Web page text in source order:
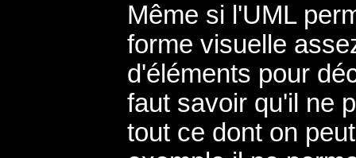
Même si l'UML
forme visuelle
d'éléments pour
faut savoir qu'il ne
tout ce dont on